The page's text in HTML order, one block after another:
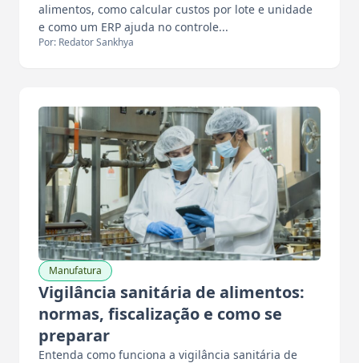
alimentos, como calcular custos por lote e unidade
e como um ERP ajuda no controle...
Por: Redator Sankhya
Manufatura
Vigilância sanitária de alimentos:
normas, fiscalização e como se
preparar
Entenda como funciona a vigilância sanitária de